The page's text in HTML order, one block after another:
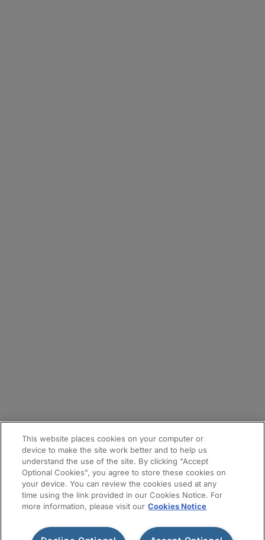
This website places cookies on your computer or
device to make the site work better and to help us
understand the use of the site. By clicking "Accept
Optional Cookies", you agree to store these cookies on
your device. You can review the cookies used at any
time using the link provided in our Cookies Notice. For
more information, please visit our Cookies Notice